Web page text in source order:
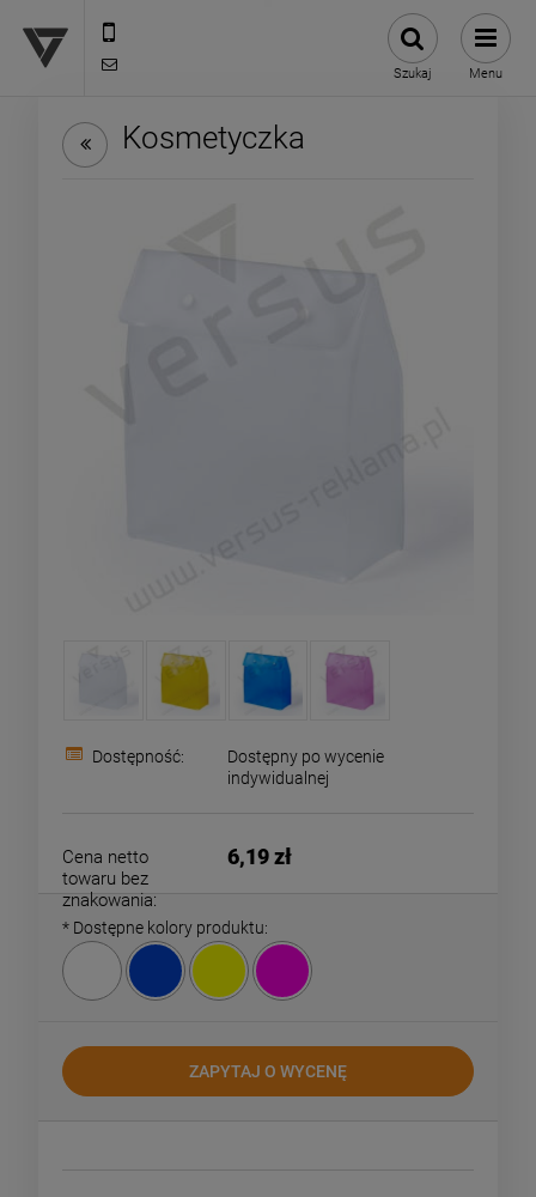
Szukaj Menu
Kosmetyczka
Dostępność:
Dostępny po wycenie
indywidualnej
Cena netto
towaru bez
znakowania:
6,19 zł
* Dostępne kolory produktu:
ZAPYTAJ O WYCENĘ